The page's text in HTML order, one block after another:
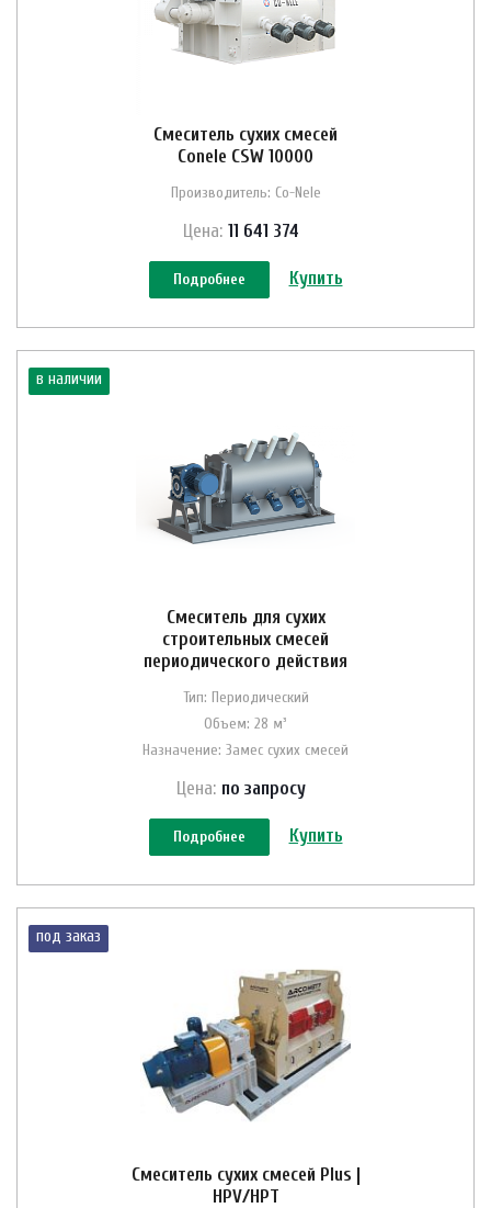
Смеситель сухих смесей
Conele CSW 10000
Производитель: Co-Nele
Цена: 11 641 374
Подробнее Купить
в наличии
Смеситель для сухих
строительных смесей
периодического действия
Тип: Периодический
Объем: 28 м³
Назначение: Замес сухих смесей
Цена: по запросу
Подробнее Купить
под заказ
Смеситель сухих смесей Plus |
HPV/HPT